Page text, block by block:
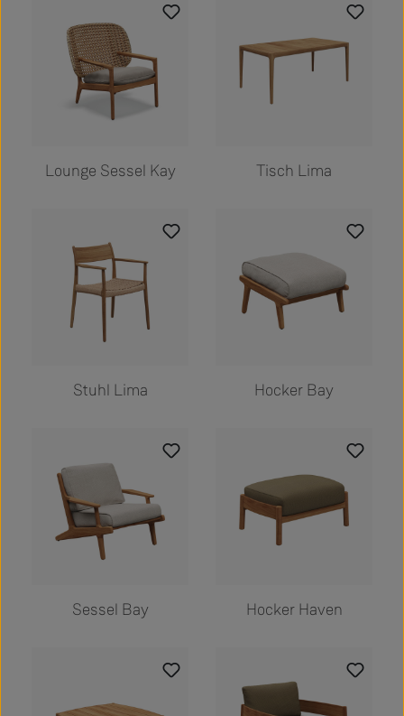
Lounge Sessel Kay Tisch Lima
Stuhl Lima Hocker Bay
Sessel Bay Hocker Haven